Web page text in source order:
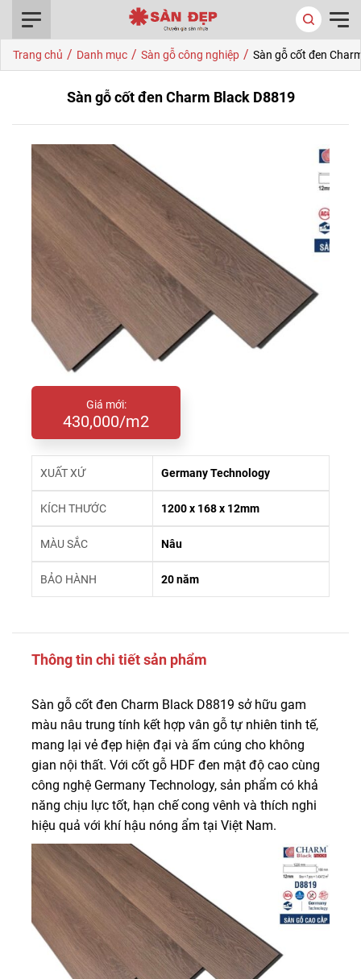
Trang chủ / Danh mục / Sàn gỗ công nghiệp / Sàn gỗ cốt đen
Sàn gỗ cốt đen Charm Black D8819
Giá mới:
430,000/m2
XUẤT XỨ Germany Technology
KÍCH THƯỚC 1200 x 168 x 12mm
MÀU SẮC Nâu
BẢO HÀNH 20 năm
Thông tin chi tiết sản phẩm
Sàn gỗ cốt đen Charm Black D8819 sở hữu gam
màu nâu trung tính kết hợp vân gỗ tự nhiên tinh tế,
mang lại vẻ đẹp hiện đại và ấm cúng cho không
gian nội thất. Với cốt gỗ HDF đen mật độ cao cùng
công nghệ Germany Technology, sản phẩm có khả
năng chịu lực tốt, hạn chế cong vênh và thích nghi
hiệu quả với khí hậu nóng ẩm tại Việt Nam.